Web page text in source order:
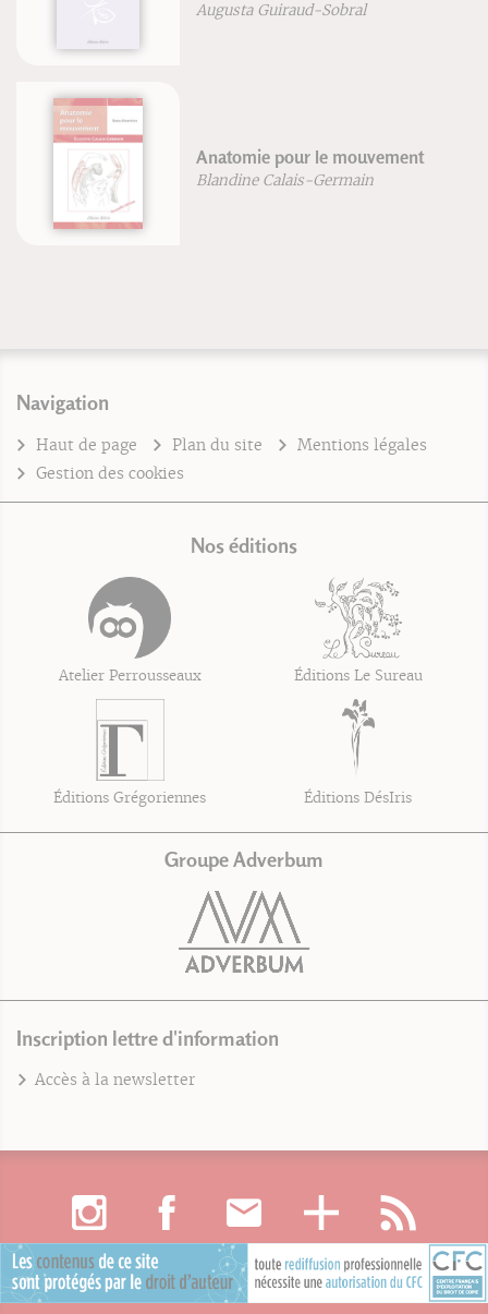
Augusta Guiraud-Sobral
Anatomie pour le mouvement
Blandine Calais-Germain
Navigation
Haut de page Plan du site
Mentions légales
Gestion des cookies
Nos éditions
Atelier Perrousseaux Éditions Le Sureau
Éditions Grégoriennes Éditions DésIris
Groupe Adverbum
Inscription lettre d'information
Accès à la newsletter